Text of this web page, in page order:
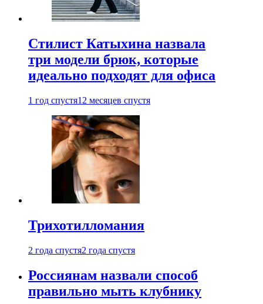
Стилист Катыхина назвала
три модели брюк, которые
идеально подходят для офиса
1 год спустя12 месяцев спустя
Трихотилломания
2 года спустя2 года спустя
Россиянам назвали способ
правильно мыть клубнику